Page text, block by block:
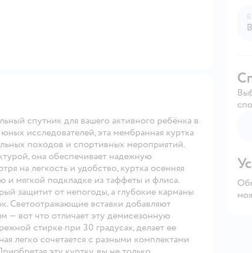
спутник для вашего активного ребёнка в
исследователей, эта мембранная куртка
походов и спортивных мероприятий.
она обеспечивает надежную
на легкость и удобство, куртка осенняя
и мягкой подкладке из таффеты и флиса.
защитит от непогоды, а глубокие карманы
Светоотражающие вставки добавляют
— вот что отличает эту демисезонную
стирке при 30 градусах, делает ее
легко сочетается с разными комплектами